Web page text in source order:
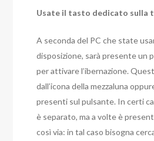
Usate il tasto dedicato sulla
A seconda del PC che state
disposizione, sarà presente un
per attivare l’ibernazione.
dall’icona della mezzaluna
presenti sul pulsante. In certi
è separato, ma a volte è
così via: in tal caso bisogna